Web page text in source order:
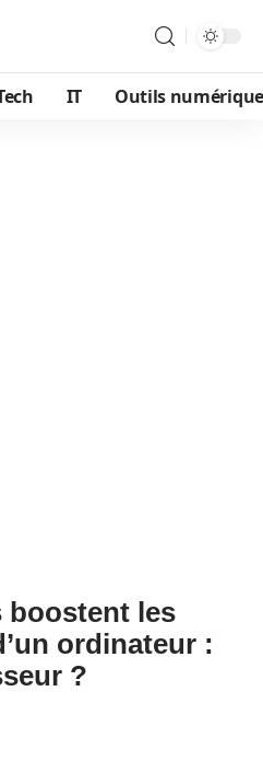
IT Outils
boostent les
ordinateur :
?